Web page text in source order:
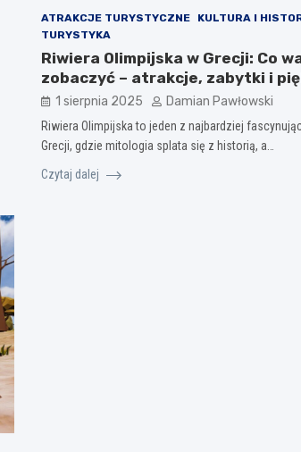
ATRAKCJE TURYSTYCZNE KULTURA I
TURYSTYKA
Riwiera Olimpijska w Grecji: Co
zobaczyć – atrakcje, zabytki i
1 sierpnia 2025 Damian Pawłowski
Riwiera Olimpijska to jeden z najbardziej
Grecji, gdzie mitologia splata się z historią, a…
Czytaj dalej